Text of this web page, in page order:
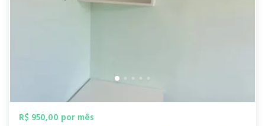
R$ 950,00 por mês